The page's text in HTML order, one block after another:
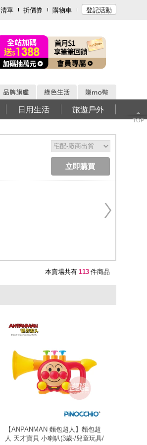
單 折價券 購物車 登記活動
日用生活 旅遊戶外
本賣場共有 113 件商品
【ANPANMAN 麵包超人】麵包超
人 天才寶貝 小喇叭(3歲-/兒童玩具/
TOP